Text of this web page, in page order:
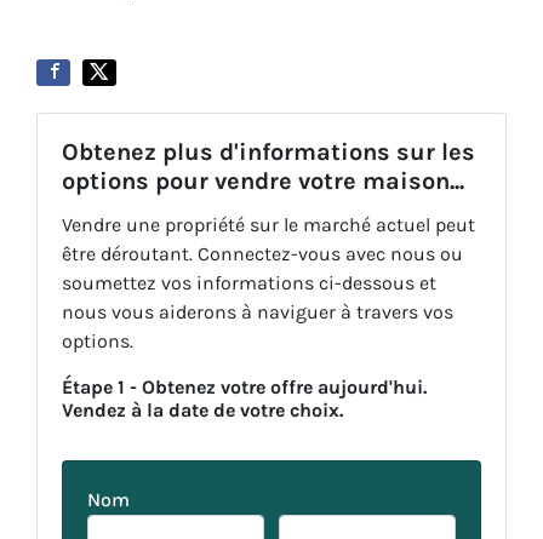
Obtenez plus d'informations sur les
options pour vendre votre maison...
Vendre une propriété sur le marché actuel peut
être déroutant. Connectez-vous avec nous ou
soumettez vos informations ci-dessous et
nous vous aiderons à naviguer à travers vos
options.
Étape 1 - Obtenez votre offre aujourd'hui.
Vendez à la date de votre choix.
Nom